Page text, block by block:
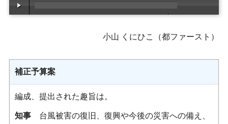
小山 くにひこ（都ファースト）
補正予算案
編成、提出された趣旨は。
知事台風被害の復旧、復興や今後の災害への備え、